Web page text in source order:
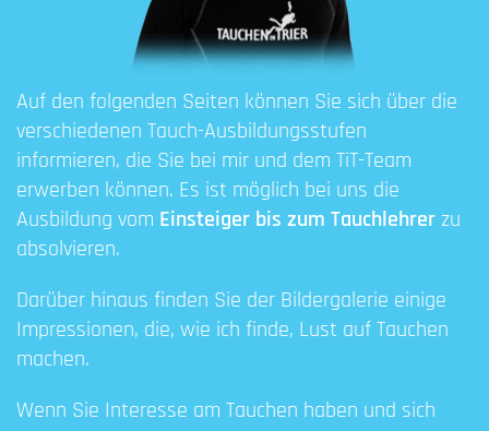
Auf den folgenden Seiten können Sie sich über die
verschiedenen Tauch-Ausbildungsstufen
informieren, die Sie bei mir und dem TiT-Team
erwerben können. Es ist möglich bei uns die
Ausbildung vom Einsteiger bis zum Tauchlehrer zu
absolvieren.
Darüber hinaus finden Sie der Bildergalerie einige
Impressionen, die, wie ich finde, Lust auf Tauchen
machen.
Wenn Sie Interesse am Tauchen haben und sich